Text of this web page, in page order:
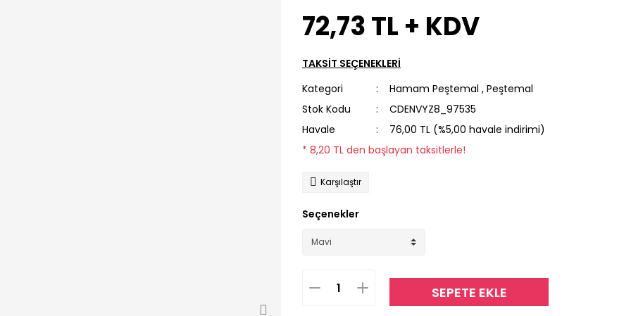
72,73 TL + KDV
TAKSİT SEÇENEKLERİ
Kategori
Hamam Peştemal , Peştemal
Stok Kodu
CDENVYZ8_97535
Havale
76,00 TL (%5,00 havale indirimi)
* 8,20 TL den başlayan taksitlerle!
Karşılaştır
Seçenekler
SEPETE EKLE